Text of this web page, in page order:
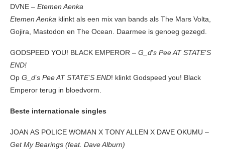
DVNE – Etemen Aenka
Etemen Aenka klinkt als een mix van bands als The Mars Volta,
Gojira, Mastodon en The Ocean. Daarmee is genoeg gezegd.
GODSPEED YOU! BLACK EMPEROR – G_d’s Pee AT STATE’S
END!
Op G_d’s Pee AT STATE’S END! klinkt Godspeed you! Black
Emperor terug in bloedvorm.
Beste internationale singles
JOAN AS POLICE WOMAN X TONY ALLEN X DAVE OKUMU –
Get My Bearings (feat. Dave Alburn)